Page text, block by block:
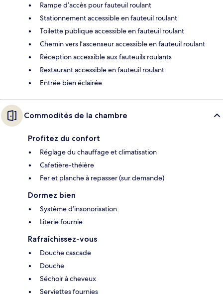
Rampe d’accès pour fauteuil roulant
Stationnement accessible en fauteuil roulant
Toilette publique accessible en fauteuil roulant
Chemin vers l’ascenseur accessible en fauteuil roulant
Réception accessible aux fauteuils roulants
Restaurant accessible en fauteuil roulant
Entrée bien éclairée
Commodités de la chambre
Profitez du confort
Réglage du chauffage et climatisation
Cafetière-théière
Fer et planche à repasser (sur demande)
Dormez bien
Système d’insonorisation
Literie fournie
Rafraîchissez-vous
Douche cascade
Douche
Séchoir à cheveux
Serviettes fournies